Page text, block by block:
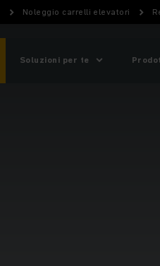
Noleggio carrelli elevatori
Soluzioni per te